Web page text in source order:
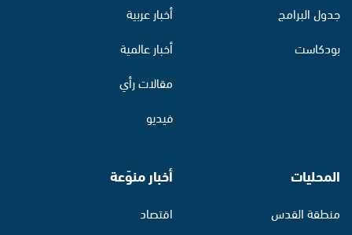
جدول البرامج
بودكاست
أخبار عربية
أخبار عالمية
مقالات رأي
فيديو
المحليات
منطقة القدس
أخبار منوّعة
اقتصاد